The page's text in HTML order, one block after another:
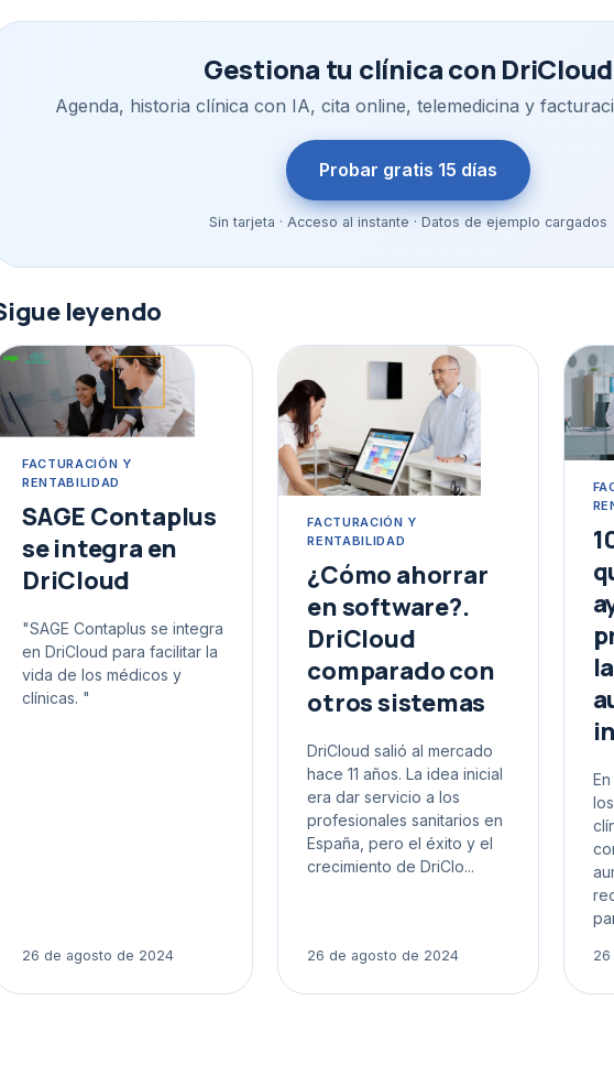
Gestiona tu clínica con DriCloud
Agenda, historia clínica con IA, cita online, telemedicina y
Probar gratis 15 días
Sin tarjeta · Acceso al instante · Datos de ejemplo cargados
leyendo
FACTURACIÓN Y
RENTABILIDAD
SAGE Contaplus
se integra en
DriCloud
"SAGE Contaplus se integra
en DriCloud para facilitar la
vida de los médicos y
clínicas. "
26 de agosto de 2024
FACTURACIÓN Y
RENTABILIDAD
¿Cómo ahorrar
en software?.
DriCloud
comparado con
otros sistemas
DriCloud salió al mercado
hace 11 años. La idea inicial
era dar servicio a los
profesionales sanitarios en
España, pero el éxito y el
crecimiento de DriClo...
26 de agosto de 2024